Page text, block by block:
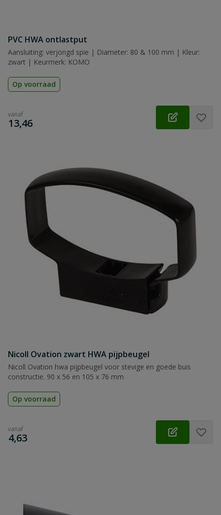
PVC HWA ontlastput
Aansluiting: verjongd spie | Diameter: 80 & 100 mm | Kleur:
zwart | Keurmerk: KOMO
Op voorraad
vanaf
€
13,46
Nicoll Ovation zwart HWA pijpbeugel
Nicoll Ovation hwa pijpbeugel voor stevige en goede buis
constructie. 90 x 56 en 105 x 76 mm
Op voorraad
vanaf
€
4,63